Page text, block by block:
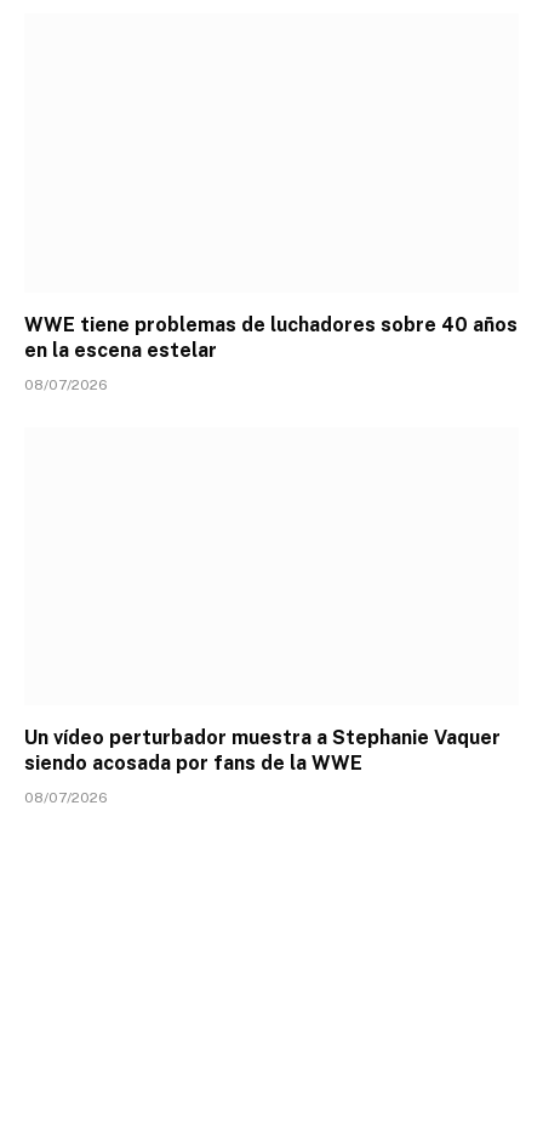
WWE tiene problemas de luchadores sobre 40 años
en la escena estelar
08/07/2026
Un vídeo perturbador muestra a Stephanie Vaquer
siendo acosada por fans de la WWE
08/07/2026